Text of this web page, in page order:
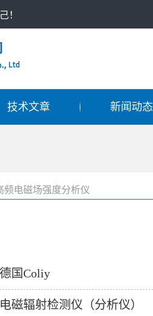
！
技术文章 新闻动态
频电磁场强度分析仪
德国Coliy
电磁辐射检测仪（分析仪）